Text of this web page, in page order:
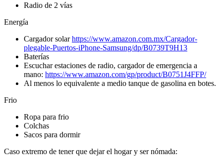
Radio de 2 vías
Energía
Cargador solarhttps://www.amazon.com.mx/Cargador-
plegable-Puertos-iPhone-Samsung/dp/B0739T9H13
Baterías
Escuchar estaciones de radio, cargador de emergencia a
mano: https://www.amazon.com/gp/product/B0751J4FFP/
Al menos lo equivalente a medio tanque de gasolina en botes.
Frio
Ropa para frio
Colchas
Sacos para dormir
Caso extremo de tener que dejar el hogar y ser nómada: